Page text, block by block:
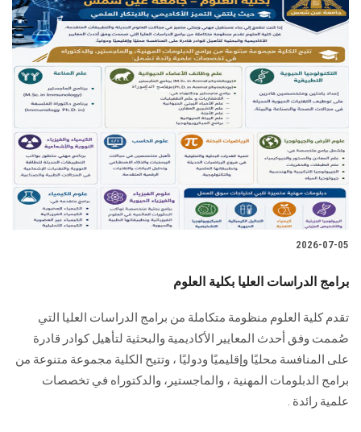
2026-07-05
برامج الدراسات العليا بكلية العلوم
تقدم كلية العلوم منظومة متكاملة من برامج الدراسات العليا التي
صُممت وفق أحدث المعايير الأكاديمية والبحثية لتأهيل كوادر قادرة
على المنافسة محليًا وإقليميًا ودوليًا ، وتتيح الكلية مجموعة متنوعة من
برامج الدبلومات المهنية ، والماجستير، والدكتوراه في تخصصات
علمية رائدة .